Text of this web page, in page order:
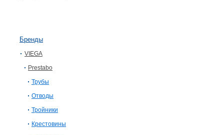
Бренды
VIEGA
Prestabo
Трубы
Отводы
Тройники
Крестовины